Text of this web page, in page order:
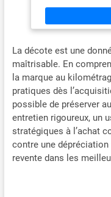
permet un accès facile à
La décote est une
maîtrisable. En
la marque au
pratiques dès
possible de préserver
entretien rigoureux, un
stratégiques à l’achat
contre une
revente dans les